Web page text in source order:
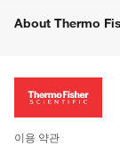
웹사이트 개선사항
About Thermo
투자자
사회적 책임
이용 약관